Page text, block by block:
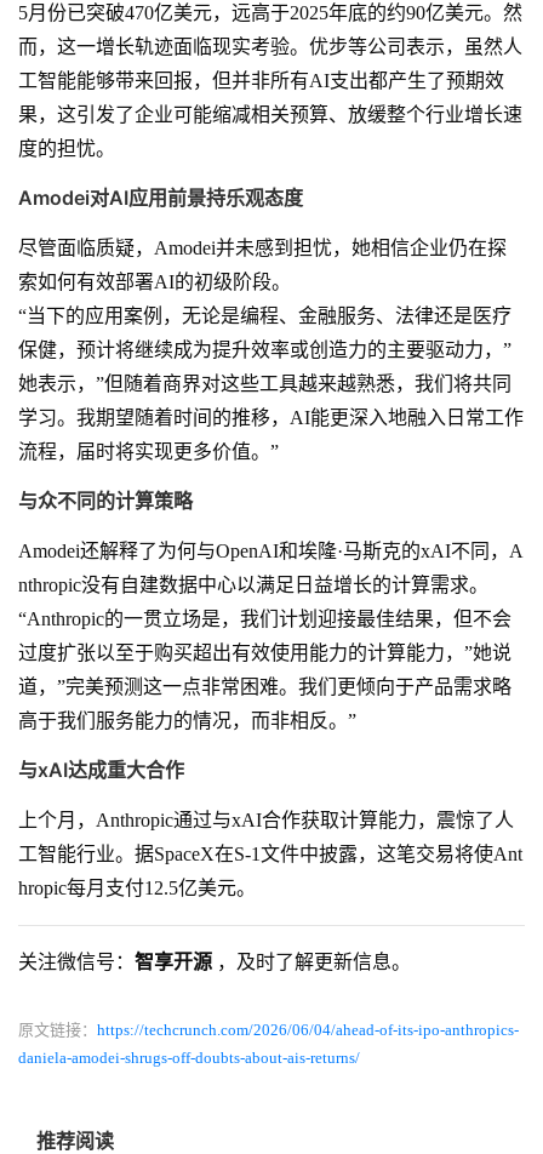
5月份已突破470亿美元，远高于2025年底的约90亿美元。然
而，这一增长轨迹面临现实考验。优步等公司表示，虽然人
工智能能够带来回报，但并非所有AI支出都产生了预期效
果，这引发了企业可能缩减相关预算、放缓整个行业增长速
度的担忧。
Amodei对AI应用前景持乐观态度
尽管面临质疑，Amodei并未感到担忧，她相信企业仍在探
索如何有效部署AI的初级阶段。
“当下的应用案例，无论是编程、金融服务、法律还是医疗
保健，预计将继续成为提升效率或创造力的主要驱动力，”
她表示，”但随着商界对这些工具越来越熟悉，我们将共同
学习。我期望随着时间的推移，AI能更深入地融入日常工作
流程，届时将实现更多价值。”
与众不同的计算策略
Amodei还解释了为何与OpenAI和埃隆·马斯克的xAI不同，A
nthropic没有自建数据中心以满足日益增长的计算需求。
“Anthropic的一贯立场是，我们计划迎接最佳结果，但不会
过度扩张以至于购买超出有效使用能力的计算能力，”她说
道，”完美预测这一点非常困难。我们更倾向于产品需求略
高于我们服务能力的情况，而非相反。”
与xAI达成重大合作
上个月，Anthropic通过与xAI合作获取计算能力，震惊了人
工智能行业。据SpaceX在S-1文件中披露，这笔交易将使Ant
hropic每月支付12.5亿美元。
关注微信号： 智享开源 ，及时了解更新信息。
原文链接： https://techcrunch.com/2026/06/04/ahead-of-its-ipo-anthropics-
daniela-amodei-shrugs-off-doubts-about-ais-returns/
推荐阅读